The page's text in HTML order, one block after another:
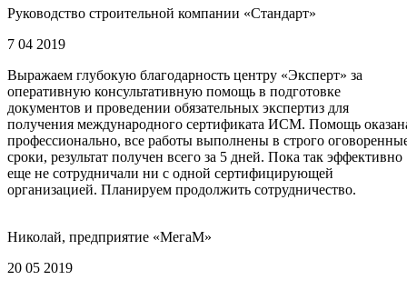
Руководство строительной компании «Стандарт»
7 04 2019
Выражаем глубокую благодарность центру «Эксперт» за
оперативную консультативную помощь в подготовке
документов и проведении обязательных экспертиз для
получения международного сертификата ИСМ. Помощь
профессионально, все работы выполнены в строго
сроки, результат получен всего за 5 дней. Пока так эффективно
еще не сотрудничали ни с одной сертифицирующей
организацией. Планируем продолжить сотрудничество.
Николай, предприятие «МегаМ»
20 05 2019